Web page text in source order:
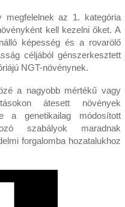
megfelelnek az 1. kategória
kell kezelni őket. A
képesség és a rovarölő
céljából génszerkesztett
NGT-növénynek.
a nagyobb mértékű vagy
átesett növények
a genetikailag módosított
szabályok maradnak
forgalomba hozatalukhoz